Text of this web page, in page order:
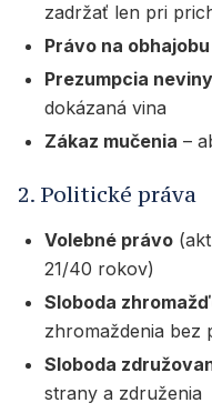
zadržať len pri
Právo na obhajobu
Prezumpcia neviny
dokázaná vina
Zákaz mučenia –
2. Politické práva
Volebné právo
21/40 rokov)
Sloboda
zhromaždenia bez
Sloboda
strany a združenia